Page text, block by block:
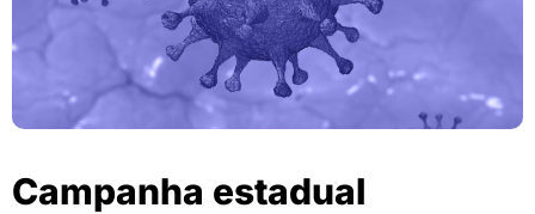
Campanha estadual